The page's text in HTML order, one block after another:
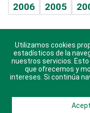
Sin complejos
En pocas palabras
Escuchando al corazón
Economía Personal
2006
2005
Descarga nuestras
Utilizamos cookies
estadísticos de la
nuestros servicios.
que ofrecemos y
intereses. Si continúa